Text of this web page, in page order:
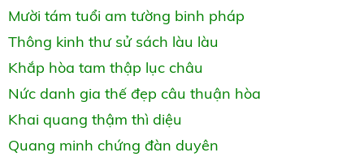
Mười tám tuổi am tường binh pháp
Thông kinh thư sử sách làu làu
Khắp hòa tam thập lục châu
Nức danh gia thế đẹp câu thuận hòa
Khai quang thậm thì diệu
Quang minh chứng đàn duyên